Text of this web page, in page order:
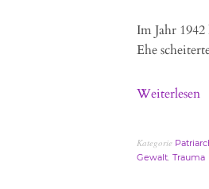
Im Jahr
Ehe
Weiterlesen
Kategorie
Gewalt, Trauma